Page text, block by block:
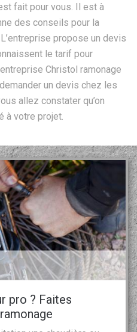
fait pour vous. Il est à
des conseils pour la
propose un devis
le tarif pour
Christol ramonage
un devis chez les
allez constater qu’on
à votre projet.
pro ? Faites